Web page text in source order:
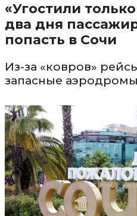
«Угостили
два дня
попасть в Сочи
Из-за «ковров»
запасные аэродромы